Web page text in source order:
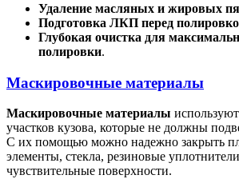
Удаление масляных и жировых
Подготовка ЛКП перед
Глубокая очистка для
полировки.
Маскировочные материалы
Маскировочные материалы
участков кузова, которые не должны
С их помощью можно надежно закрыть
элементы, стекла, резиновые
чувствительные поверхности.